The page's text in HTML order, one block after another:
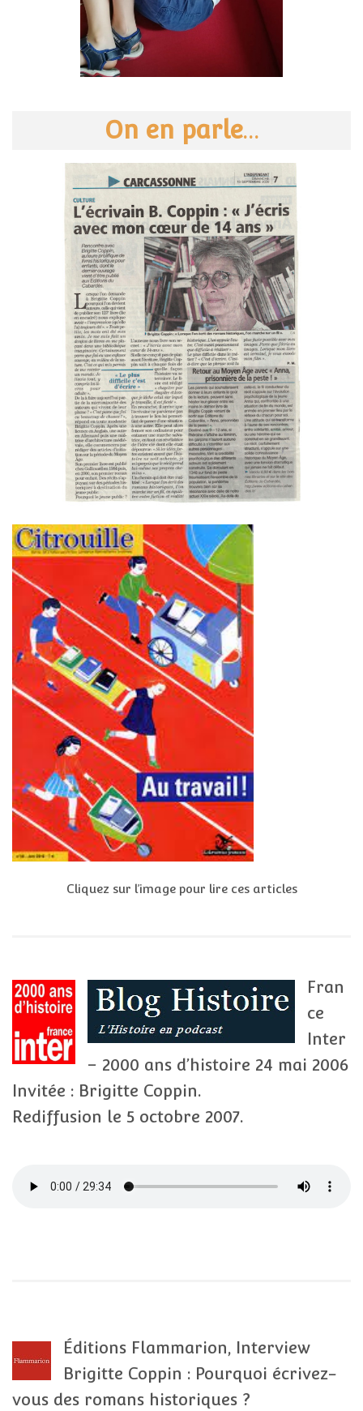
On en parle…
Cliquez sur l’image pour lire ces articles
Fran
ce
Inter
– 2000 ans d’histoire 24 mai 2006
Invitée : Brigitte Coppin.
Rediffusion le 5 octobre 2007.
Éditions Flammarion, Interview
Brigitte Coppin : Pourquoi écrivez-
vous des romans historiques ?